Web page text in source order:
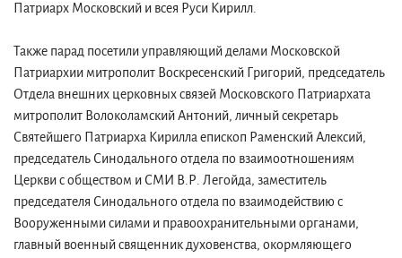
Патриарх Московский и всея Руси Кирилл.
Также парад посетили управляющий делами Московской
Патриархии митрополит Воскресенский Григорий, председатель
Отдела внешних церковных связей Московского Патриархата
митрополит Волоколамский Антоний, личный секретарь
Святейшего Патриарха Кирилла епископ Раменский Алексий,
председатель Синодального отдела по взаимоотношениям
Церкви с обществом и СМИ В.Р. Легойда, заместитель
председателя Синодального отдела по взаимодействию с
Вооруженными силами и правоохранительными органами,
главный военный священник духовенства, окормляющего